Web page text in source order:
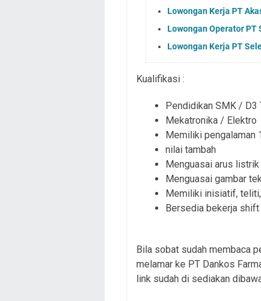
Lowongan Kerja PT
Lowongan Operator PT
Lowongan Kerja PT
Kualifikasi :
Pendidikan SMK /
Mekatronika / Elektro
Memiliki pengalaman
nilai tambah
Menguasai arus
Menguasai gambar
Memiliki inisiatif,
Bersedia bekerja
Bila sobat sudah membaca
melamar ke PT Dankos
link sudah di sediakan